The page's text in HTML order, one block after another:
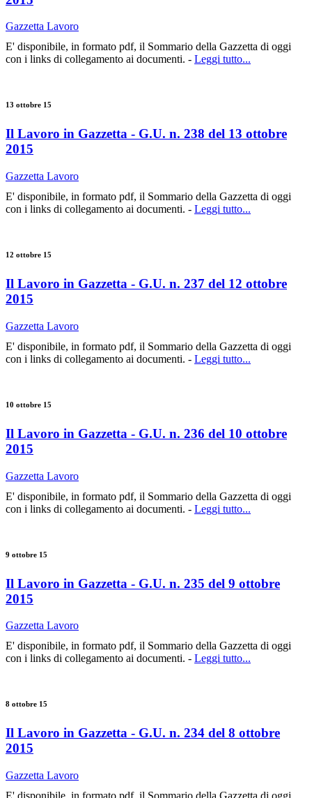
Gazzetta Lavoro
E' disponibile, in formato pdf, il Sommario della Gazzetta di oggi
con i links di collegamento ai documenti. - Leggi tutto...
13 ottobre 15
Il Lavoro in Gazzetta - G.U. n. 238 del 13 ottobre
2015
Gazzetta Lavoro
E' disponibile, in formato pdf, il Sommario della Gazzetta di oggi
con i links di collegamento ai documenti. - Leggi tutto...
12 ottobre 15
Il Lavoro in Gazzetta - G.U. n. 237 del 12 ottobre
2015
Gazzetta Lavoro
E' disponibile, in formato pdf, il Sommario della Gazzetta di oggi
con i links di collegamento ai documenti. - Leggi tutto...
10 ottobre 15
Il Lavoro in Gazzetta - G.U. n. 236 del 10 ottobre
2015
Gazzetta Lavoro
E' disponibile, in formato pdf, il Sommario della Gazzetta di oggi
con i links di collegamento ai documenti. - Leggi tutto...
9 ottobre 15
Il Lavoro in Gazzetta - G.U. n. 235 del 9 ottobre
2015
Gazzetta Lavoro
E' disponibile, in formato pdf, il Sommario della Gazzetta di oggi
con i links di collegamento ai documenti. - Leggi tutto...
8 ottobre 15
Il Lavoro in Gazzetta - G.U. n. 234 del 8 ottobre
2015
Gazzetta Lavoro
E' disponibile, in formato pdf, il Sommario della Gazzetta di oggi